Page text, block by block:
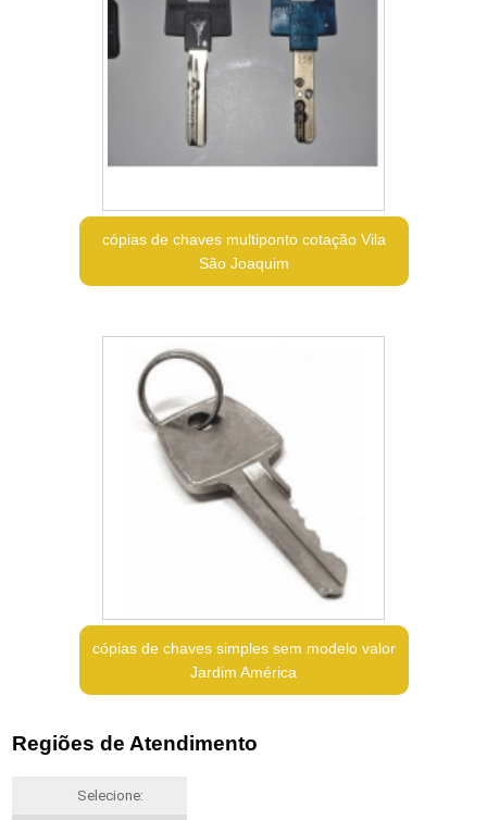
cópias de chaves multiponto cotação Vila
São Joaquim
cópias de chaves simples sem modelo valor
Jardim América
Regiões de Atendimento
Selecione: